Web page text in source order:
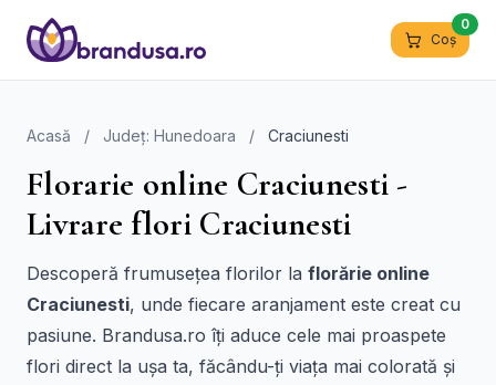
Coș
0
Acasă / Județ: Hunedoara / Craciunesti
Florarie online Craciunesti -
Livrare flori Craciunesti
Descoperă frumusețea florilor la florărie online
Craciunesti, unde fiecare aranjament este creat cu
pasiune. Brandusa.ro îți aduce cele mai proaspete
flori direct la ușa ta, făcându-ți viața mai colorată și